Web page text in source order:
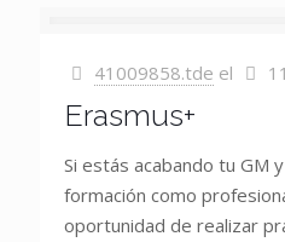
41009858.tde el
Erasmus+
Si estás acabando tu GM
formación como
oportunidad de realizar